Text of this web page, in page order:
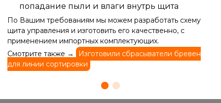
попадание пыли и влаги внутрь щита
По Вашим требованиям мы можем разработать схему
щита управления и изготовить его качественно, с
применением импортных комплектующих.
Смотрите также →
Изготовили сбрасыватели бревен
для линии сортировки